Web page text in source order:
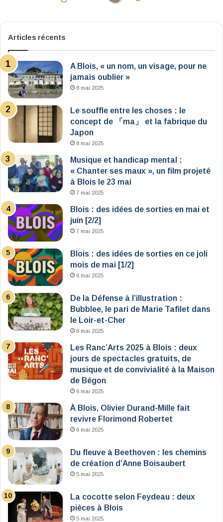
Articles récents
A Blois, « un nom, un visage, pour ne
jamais oublier »
8 mai 2025
Le souffle entre les choses : le
concept de 「ma」 et la fabrique du
Japon
8 mai 2025
Musique et handicap mental :
« Chanter ses maux », un film projeté
à Blois le 23 mai
7 mai 2025
Blois : des idées de sorties en mai et
juin [2/2]
7 mai 2025
Blois : des idées de sorties en ce joli
mois de mai [1/2]
6 mai 2025
De la Défense à l’illustration :
Bubblee, le pari de Marie Tafilet dans
le Loir-et-Cher
6 mai 2025
Les Ranc’Arts 2025 à Blois : deux
jours de spectacles gratuits, de
musique et de convivialité à la Maison
de Bégon
6 mai 2025
À Blois, Olivier Durand-Mille fait
revivre Florimond Robertet
6 mai 2025
Du fleuve à Beethoven : les chemins
de création d’Anne Boisaubert
5 mai 2025
La cocotte selon Feydeau : deux
pièces à Blois
5 mai 2025